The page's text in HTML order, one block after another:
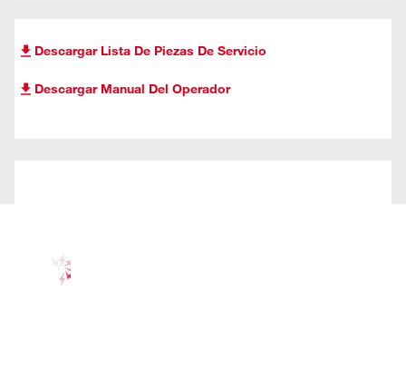
Descargar Lista De Piezas De Servicio
Descargar Manual Del Operador